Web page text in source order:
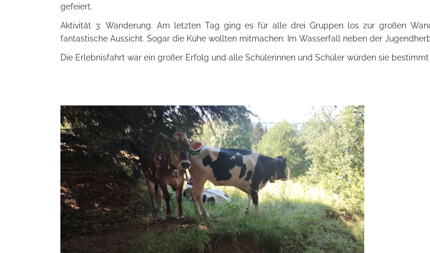
gefeiert.
Aktivität 3: Wanderung. Am letzten Tag ging es für alle drei Gruppen los zur großen
fantastische Aussicht. Sogar die Kühe wollten mitmachen: Im Wasserfall neben der
Die Erlebnisfahrt war ein großer Erfolg und alle Schülerinnen und